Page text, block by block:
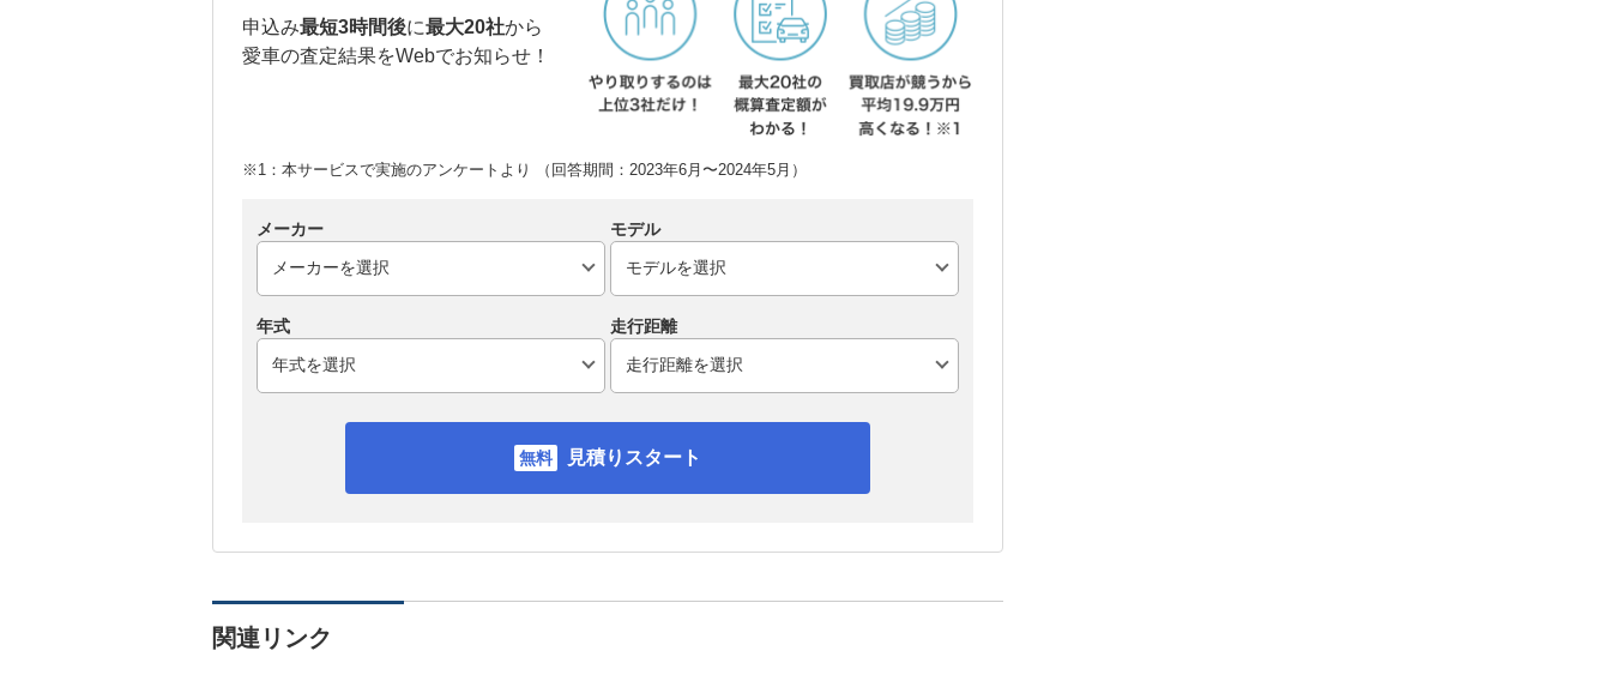
申込み最短3時間後に最大20社から
愛車の査定結果をWebでお知らせ！
※1：本サービスで実施のアンケートより （回答期間：2023年6月〜2024年5月）
メーカー モデル
年式 走行距離
見積りスタート
関連リンク